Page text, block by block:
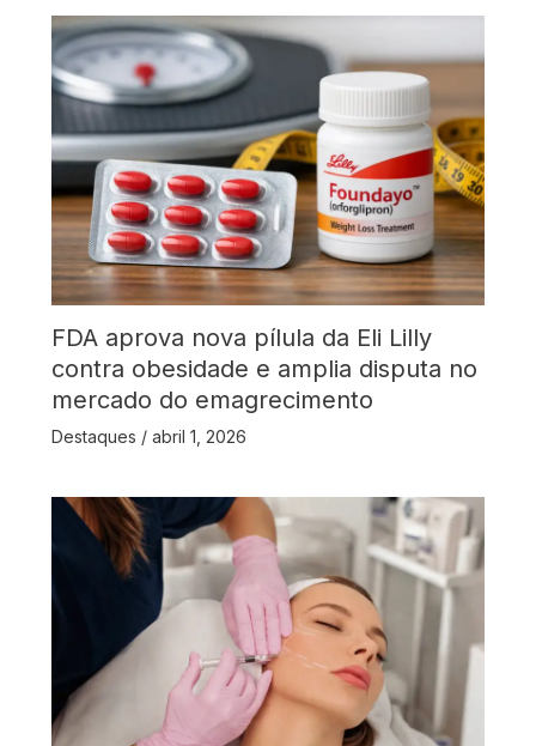
FDA aprova nova pílula da Eli Lilly
contra obesidade e amplia disputa no
mercado do emagrecimento
Destaques / abril 1, 2026